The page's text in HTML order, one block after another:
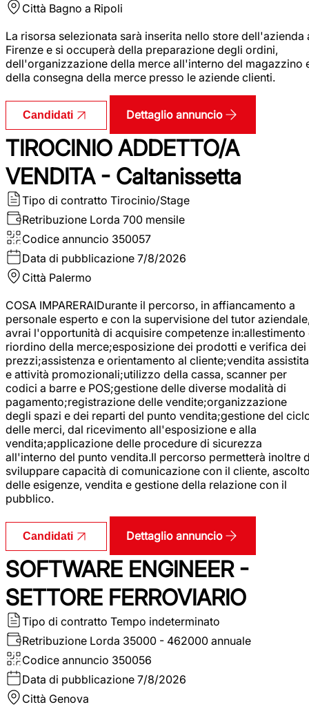
Città Bagno a Ripoli
La risorsa selezionata sarà inserita nello store dell'azienda
Firenze e si occuperà della preparazione degli ordini,
dell'organizzazione della merce all'interno del magazzino
della consegna della merce presso le aziende clienti.
Candidati Dettaglio annuncio
TIROCINIO ADDETTO/A
VENDITA - Caltanissetta
Tipo di contratto Tirocinio/Stage
Retribuzione Lorda 700 mensile
Codice annuncio 350057
Data di pubblicazione 7/8/2026
Città Palermo
COSA IMPARERAIDurante il percorso, in affiancamento a
personale esperto e con la supervisione del tutor
avrai l'opportunità di acquisire competenze in:allestimento
riordino della merce;esposizione dei prodotti e verifica dei
prezzi;assistenza e orientamento al cliente;vendita assistita
e attività promozionali;utilizzo della cassa, scanner per
codici a barre e POS;gestione delle diverse modalità di
pagamento;registrazione delle vendite;organizzazione
degli spazi e dei reparti del punto vendita;gestione del
delle merci, dal ricevimento all'esposizione e alla
vendita;applicazione delle procedure di sicurezza
all'interno del punto vendita.Il percorso permetterà inoltre
sviluppare capacità di comunicazione con il cliente,
delle esigenze, vendita e gestione della relazione con il
pubblico.
Candidati Dettaglio annuncio
SOFTWARE ENGINEER -
SETTORE FERROVIARIO
Tipo di contratto Tempo indeterminato
Retribuzione Lorda 35000 - 462000 annuale
Codice annuncio 350056
Data di pubblicazione 7/8/2026
Città Genova